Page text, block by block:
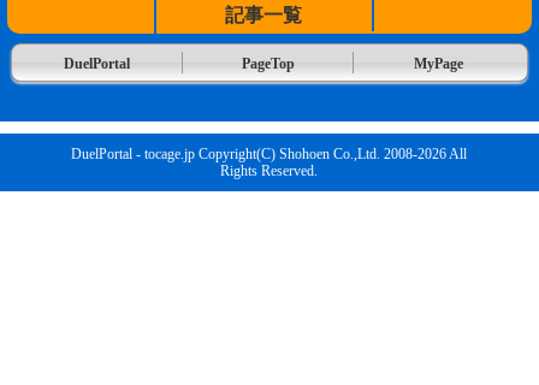
記事一覧
DuelPortal PageTop MyPage
DuelPortal - tocage.jp Copyright(C) Shohoen Co.,Ltd. 2008-2026 All
Rights Reserved.